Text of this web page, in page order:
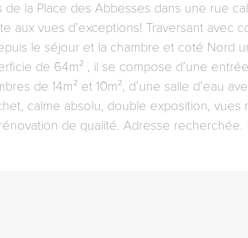
la Place des Abbesses dans une rue
aux vues d’exceptions! Traversant avec
le séjour et la chambre et coté Nord
de 64m² , il se compose d’une
de 14m² et 10m², d’une salle d’eau
calme absolu, double exposition,
de qualité. Adresse